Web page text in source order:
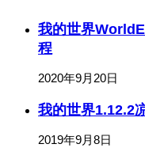
我的世界
程
2020年9月20日
我的世界1.12.2
2019年9月8日